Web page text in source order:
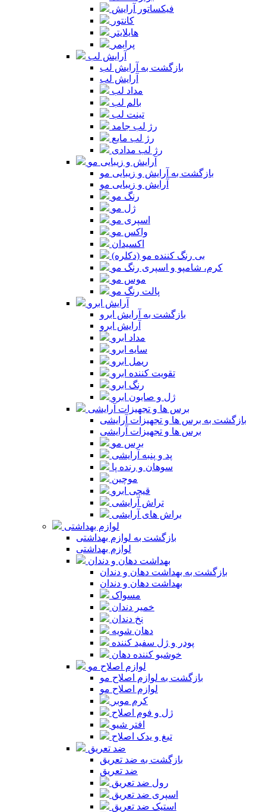
فیکساتور آرایش
کانتور
هایلایتر
پرایمر
آرایش لب
بازگشت به آرایش لب
آرایش لب
مداد لب
بالم لب
تینت لب
رژ لب جامد
رژ لب مایع
رژ لب مدادی
آرایش و زیبایی مو
بازگشت به آرایش و زیبایی مو
آرایش و زیبایی مو
رنگ مو
ژل مو
اسپری مو
واکس مو
اکسیدان
بی رنگ کننده مو (دکلره)
کرم، شامپو و اسپری رنگ مو
موس مو
پالت رنگ مو
آرایش ابرو
بازگشت به آرایش ابرو
آرایش ابرو
مداد ابرو
سایه ابرو
ریمل ابرو
تقویت کننده ابرو
رنگ ابرو
ژل و صابون ابرو
برس ها و تجهیزات آرایشی
بازگشت به برس ها و تجهیزات آرایشی
برس ها و تجهیزات آرایشی
برس مو
پد و پنبه آرایشی
سوهان و رنده پا
موچین
قیچی ابرو
تراش آرایشی
براش های آرایشی
لوازم بهداشتی
بازگشت به لوازم بهداشتی
لوازم بهداشتی
بهداشت دهان و دندان
بازگشت به بهداشت دهان و دندان
بهداشت دهان و دندان
مسواک
خمیر دندان
نخ دندان
دهان شویه
پودر و ژل سفید کننده
خوشبو کننده دهان
لوازم اصلاح مو
بازگشت به لوازم اصلاح مو
لوازم اصلاح مو
کرم موبر
ژل و فوم اصلاح
افتر شیو
تیغ و یدک اصلاح
ضد تعریق
بازگشت به ضد تعریق
ضد تعریق
رول ضد تعریق
اسپری ضد تعریق
استیک ضد تعریق